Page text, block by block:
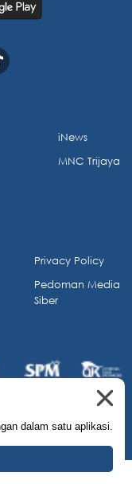
iNews
MNC Trijaya
Privacy Policy
Pedoman Media
Siber
dalam satu aplikasi.